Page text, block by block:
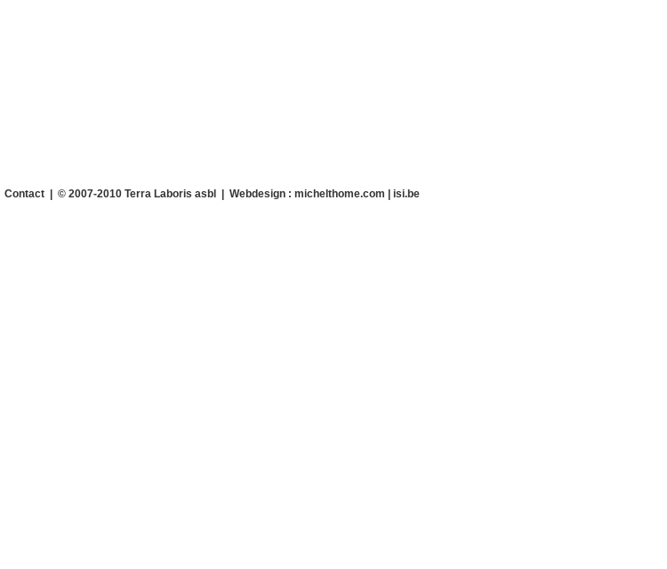
Contact| © 2007-2010 Terra Laboris asbl | Webdesign : michelthome.com | isi.be